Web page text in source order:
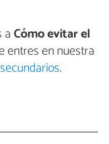
aCómo evitar el
entres en nuestra
.